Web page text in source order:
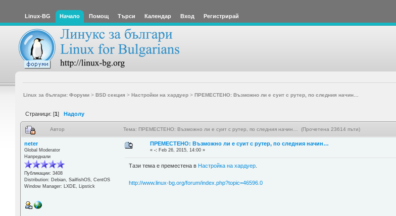
Linux-BG Начало Помощ Търси Календар Вход Регистрирай
Linux за българи: Форуми> BSD секция > Настройки на хардуер> ПРЕМЕСТЕНО: Възможно ли е суит с рутер, по следния начин…
Страници: [1] Надолу
Автор Тема: ПРЕМЕСТЕНО: Възможно ли е суит с рутер, по следния начин… (Прочетена 23614 пъти)
neter
Global Moderator
Напреднали
Публикации: 3408
Distribution: Debian, SailfishOS, CentOS
Window Manager: LXDE, Lipstick
ПРЕМЕСТЕНО: Възможно ли е суит с рутер, по следния начин…
«-: Feb 26, 2015, 14:00 »
Тази тема е преместена в Настройка на хардуер
http://www.linux-bg.org/forum/index.php?topic=46596.0